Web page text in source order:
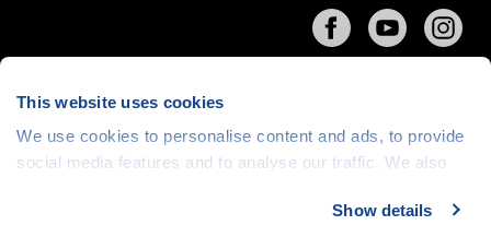
This website uses cookies
We use cookies to personalise content and ads, to provide
social media features and to analyse our traffic. We also
media, advertising and analytics partners who may
Show details
Cookies| © 1999-2026 Člověk v tísni o.p.s., web běží